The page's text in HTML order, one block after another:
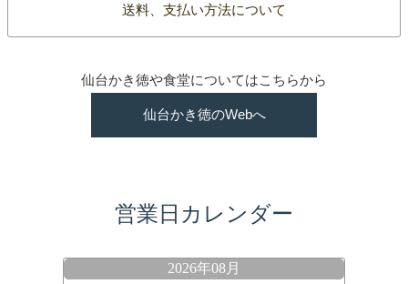
送料、支払い方法について
仙台かき徳や食堂についてはこちらから
仙台かき徳のWebへ
営業日カレンダー
2026年08月